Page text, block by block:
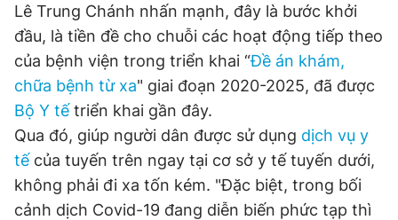
Tổng biên tập: Nguyễn Ngọc Toàn
Phó tổng biên tập thường trực: Hải Thành
Phó tổng biên tập: Lâm Hiếu Dũng
Phó tổng biên tập: Trần Việt Hưng
Tổng thư ký tòa soạn: Đức Trung
Giấy phép xuất bản số 110/GP - BTTTT cấp ngày 24.3.2020
© 2003-2026 Bản quyền thuộc về Báo Thanh Niên. Cấm sao
chép dưới mọi hình thức nếu không có sự chấp thuận bằng văn
bản. Phát triển bởi ePi Technologies, JSC.
Lê Trung Chánh nhấn mạnh, đây là bước khởi
đầu, là tiền đề cho chuỗi các hoạt động tiếp theo
của bệnh viện trong triển khai “Đề án khám,
chữa bệnh từ xa" giai đoạn 2020-2025, đã được
Bộ Y tế triển khai gần đây.
Qua đó, giúp người dân được sử dụng dịch vụ y
tế của tuyến trên ngay tại cơ sở y tế tuyến dưới,
không phải đi xa tốn kém. "Đặc biệt, trong bối
cảnh dịch Covid-19 đang diễn biến phức tạp thì